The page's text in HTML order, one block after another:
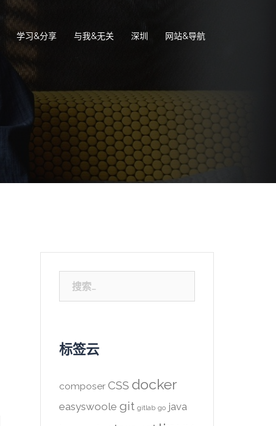
学习&分享 与我&无关 深圳 网站&导航
索：
标签云
composer CSS docker
easyswoole git gitlab go java